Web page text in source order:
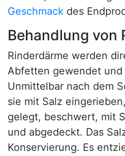
Geschmack des
Behandlung von
Rinderdärme werden
Abfetten gewendet und
Unmittelbar nach dem
sie mit Salz
gelegt, beschwert, mit
und abgedeckt. Das
Konservierung. Es